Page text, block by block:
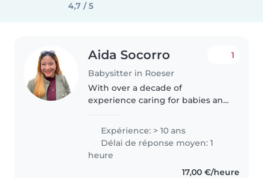
4,7 / 5
Aida Socorro
Babysitter in Roeser
1
With over a decade of
experience caring for babies and
responsible approach to
childcare. I'm comfortable with
pets, cooking, chores, I love
engaging children..
Expérience: > 10 ans
Délai de réponse moyen: 1
heure
17,00 €/heure